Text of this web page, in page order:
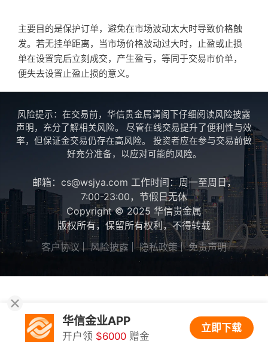
主要目的是保护订单，避免在市场波动太大时导致价格触
发。若无挂单距离，当市场价格波动过大时，止盈或止损
单在设置完后立刻成交，产生盈亏，等同于交易市价单，
便失去设置止盈止损的意义。
风险提示：在交易前，华信贵金属请阁下仔细阅读风险披露
声明，充分了解相关风险。 尽管在线交易提升了便利性与效
率，但保证金交易仍存在高风险。 投资者应在参与交易前做
好充分准备，以应对可能的风险。
邮箱：cs@wsjya.com 工作时间：周一至周日，
7:00-23:00，节假日无休
Copyright © 2025 华信贵金属
版权所有，保留所有权利，不得转载
客户协议
风险披露 隐私政策 免责声明
华信金业APP
开户领 $6000 赠金
立即下载